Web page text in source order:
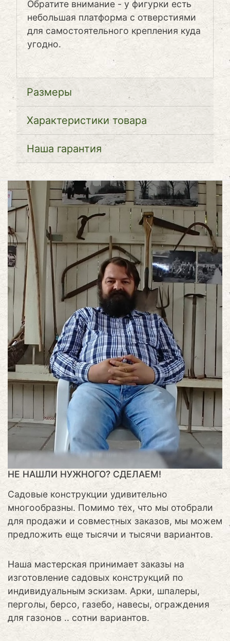
Обратите внимание - у фигурки есть
небольшая платформа с отверстиями
для самостоятельного крепления куда
угодно.
Размеры
Характеристики товара
Наша гарантия
НЕ НАШЛИ НУЖНОГО? СДЕЛАЕМ!
Садовые конструкции удивительно
многообразны. Помимо тех, что мы отобрали
для продажи и совместных заказов, мы можем
предложить еще тысячи и тысячи вариантов.
Наша мастерская принимает заказы на
изготовление садовых конструкций по
индивидуальным эскизам. Арки, шпалеры,
перголы, берсо, газебо, навесы, ограждения
для газонов .. сотни вариантов.